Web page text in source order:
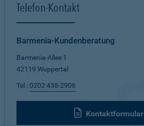
Telefon-Kontakt
Barmenia-Kundenberatung
Barmenia-Allee 1
42119 Wuppertal
Tel.: 0202 438-2906
Kontaktformular